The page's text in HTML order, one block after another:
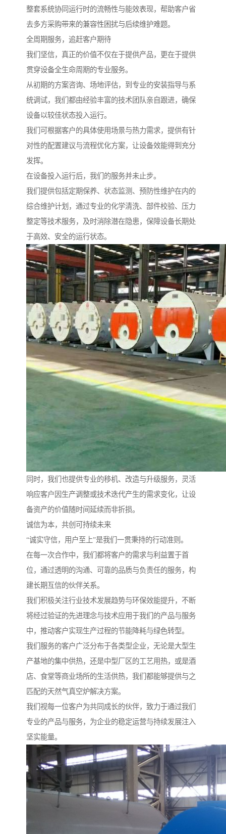
整套系统协同运行时的流畅性与能效表现，帮助客户省
去多方采购带来的兼容性困扰与后续维护难题。
全周期服务，追赶客户期待
我们坚信，真正的价值不仅在于提供产品，更在于提供
贯穿设备全生命周期的专业服务。
从初期的方案咨询、场地评估，到专业的安装指导与系
统调试，我们都由经验丰富的技术团队亲自跟进，确保
设备以较佳状态投入运行。
我们可根据客户的具体使用场景与热力需求，提供有针
对性的配置建议与流程优化方案，让设备效能得到充分
发挥。
在设备投入运行后，我们的服务并未止步。
我们提供包括定期保养、状态监测、预防性维护在内的
综合维护计划，通过专业的化学清洗、部件校验、压力
整定等技术服务，及时消除潜在隐患，保障设备长期处
于高效、安全的运行状态。
同时，我们也提供专业的移机、改造与升级服务，灵活
响应客户因生产调整或技术迭代产生的需求变化，让设
备资产的价值随时间延续而非折损。
诚信为本，共创可持续未来
“诚实守信，用户至上”是我们一贯秉持的行动准则。
在每一次合作中，我们都将客户的需求与利益置于首
位，通过透明的沟通、可靠的品质与负责任的服务，构
建长期互信的伙伴关系。
我们积极关注行业技术发展趋势与环保效能提升，不断
将经过验证的先进理念与技术应用于我们的产品与服务
中，推动客户实现生产过程的节能降耗与绿色转型。
我们服务的客户广泛分布于各类型企业，无论是大型生
产基地的集中供热，还是中型厂区的工艺用热，或是酒
店、食堂等商业场所的生活供热，我们都能够提供与之
匹配的天然气真空炉解决方案。
我们视每一位客户为共同成长的伙伴，致力于通过我们
专业的产品与服务，为企业的稳定运营与持续发展注入
坚实能量。